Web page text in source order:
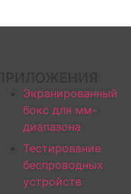
Экранированный
бокс для мм-
диапазона
Тестирование
беспроводных
устройств